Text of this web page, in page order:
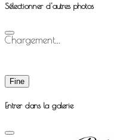
Sélectionner d'autres photos
Chargement...
Fine
Entrer dans la galerie